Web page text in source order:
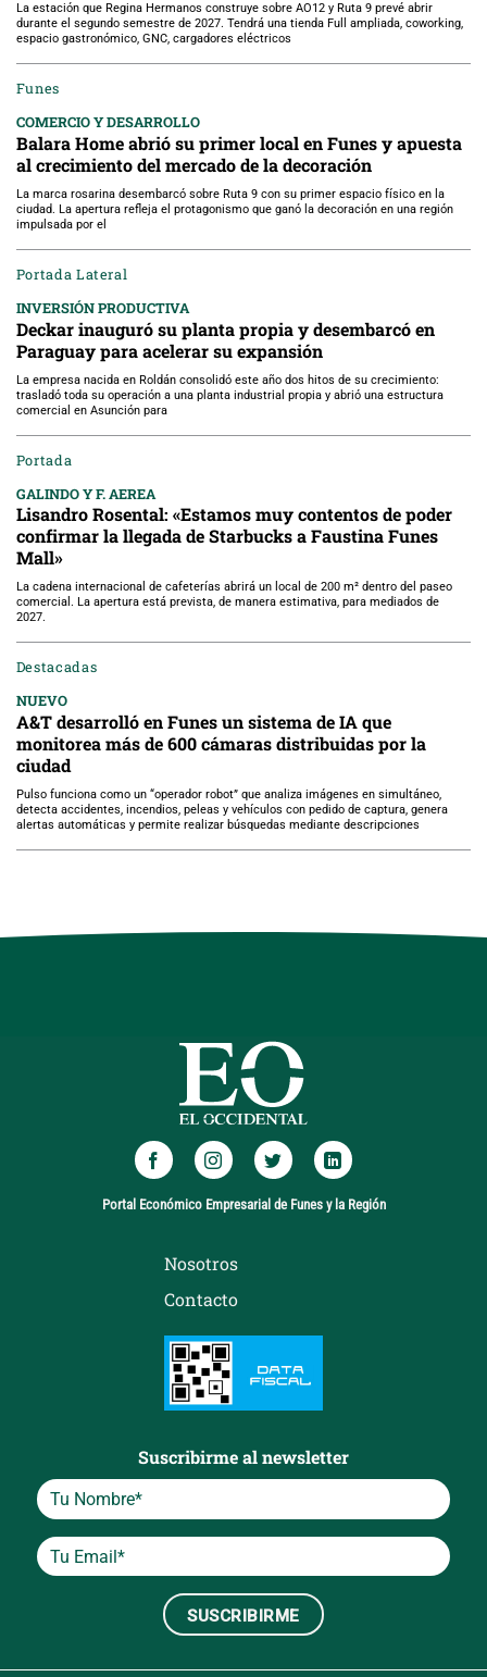
La estación que Regina Hermanos construye sobre AO12 y Ruta 9 prevé abrir
durante el segundo semestre de 2027. Tendrá una tienda Full ampliada, coworking,
espacio gastronómico, GNC, cargadores eléctricos
Funes
COMERCIO Y DESARROLLO
Balara Home abrió su primer local en Funes y apuesta
al crecimiento del mercado de la decoración
La marca rosarina desembarcó sobre Ruta 9 con su primer espacio físico en la
ciudad. La apertura refleja el protagonismo que ganó la decoración en una región
impulsada por el
Portada Lateral
INVERSIÓN PRODUCTIVA
Deckar inauguró su planta propia y desembarcó en
Paraguay para acelerar su expansión
La empresa nacida en Roldán consolidó este año dos hitos de su crecimiento:
trasladó toda su operación a una planta industrial propia y abrió una estructura
comercial en Asunción para
Portada
GALINDO Y F. AEREA
Lisandro Rosental: «Estamos muy contentos de poder
confirmar la llegada de Starbucks a Faustina Funes
Mall»
La cadena internacional de cafeterías abrirá un local de 200 m² dentro del paseo
comercial. La apertura está prevista, de manera estimativa, para mediados de
2027.
Destacadas
NUEVO
A&T desarrolló en Funes un sistema de IA que
monitorea más de 600 cámaras distribuidas por la
ciudad
Pulso funciona como un “operador robot” que analiza imágenes en simultáneo,
detecta accidentes, incendios, peleas y vehículos con pedido de captura, genera
alertas automáticas y permite realizar búsquedas mediante descripciones
Portal Económico Empresarial de Funes y la Región
Nosotros
Contacto
Suscribirme al newsletter